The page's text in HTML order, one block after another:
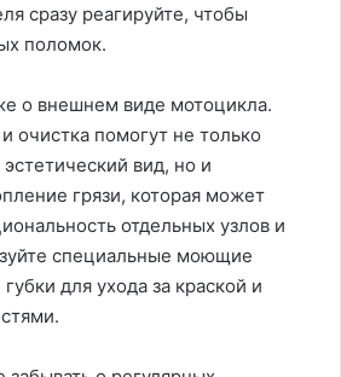
сразу реагируйте, чтобы
поломок.
о внешнем виде мотоцикла.
очистка помогут не только
вид, но и
грязи, которая может
отдельных узлов и
специальные моющие
для ухода за краской и